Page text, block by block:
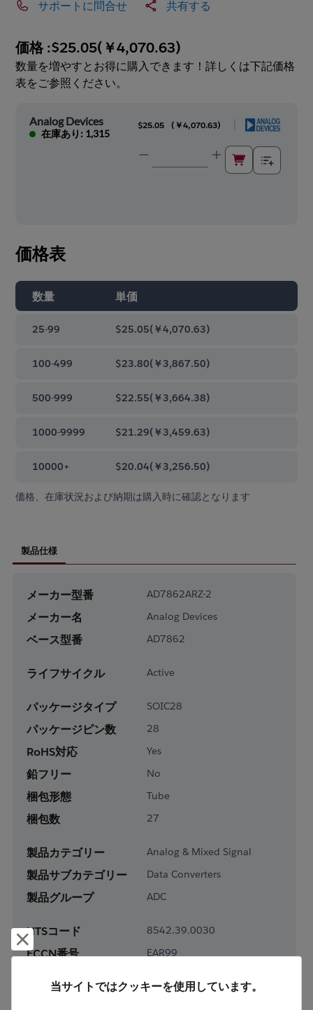
サポートに問合せ 共有する
価格 :$25.05(￥4,070.63)
数量を増やすとお得に購入できます！詳しくは下記価格
表をご参照ください。
Analog Devices
在庫あり: 1,315
$25.05 ( ￥4,070.63)
価格表
数量 単価
25-99 $25.05(￥4,070.63)
100-499 $23.80(￥3,867.50)
500-999 $22.55(￥3,664.38)
1000-9999 $21.29(￥3,459.63)
10000+ $20.04(￥3,256.50)
価格、在庫状況および納期は購入時に確認となります
製品仕様
メーカー型番 AD7862ARZ-2
メーカー名 Analog Devices
ベース型番 AD7862
ライフサイクル Active
パッケージタイプ SOIC28
パッケージピン数 28
RoHS対応 Yes
鉛フリー No
梱包形態 Tube
梱包数 27
製品カテゴリー Analog & Mixed Signal
製品サブカテゴリー Data Converters
製品グループ ADC
HTSコード 8542.39.0030
ECCN番号 EAR99
却下して閉じる
当サイトではクッキーを使用しています。